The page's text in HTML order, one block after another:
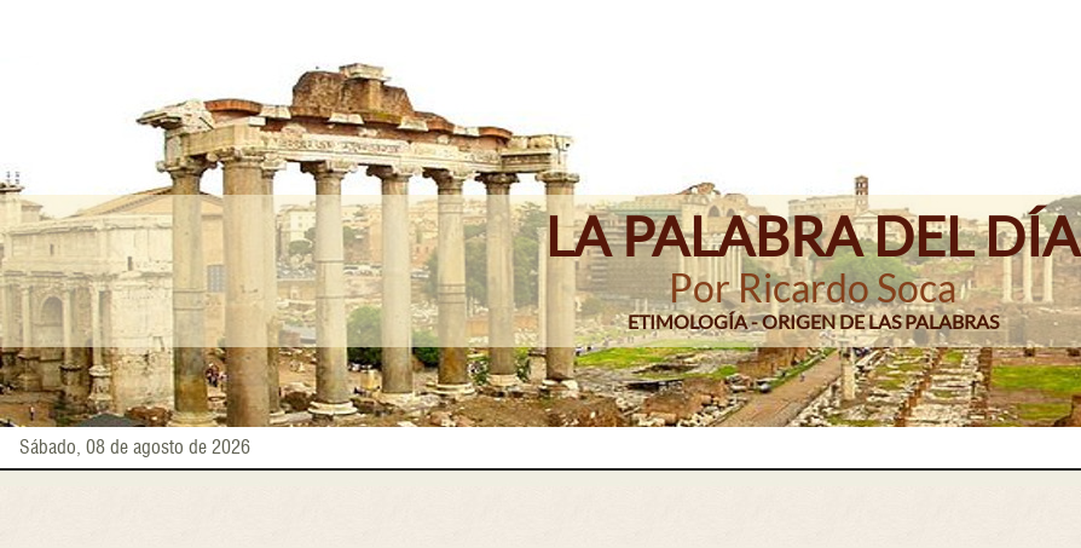
LA PALABRA DEL DÍA
Por Ricardo Soca
ETIMOLOGÍA - ORIGEN DE LAS PALABRAS
Sábado, 08 de agosto de 2026